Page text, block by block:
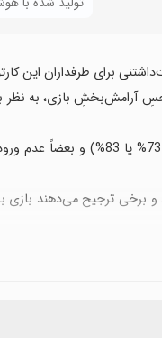
آرامش‌بخشِ بازی، به نظر
اما مشکلات رایجِ زیادی وجود دارد: گیرکردن یا بارگذاری طولانی در نقاط
و برخی ترجیح می‌دهند بازی